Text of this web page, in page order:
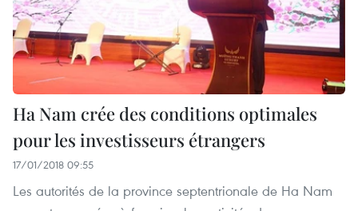
Ha Nam crée des conditions optimales
pour les investisseurs étrangers
17/01/2018 09:55
Les autorités de la province septentrionale de Ha Nam